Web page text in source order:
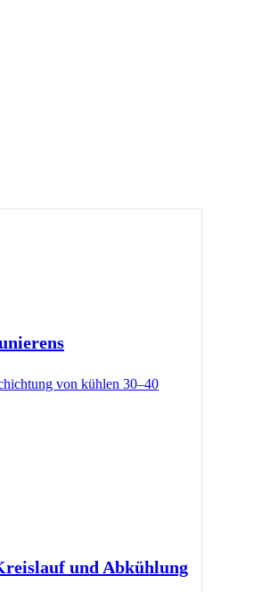
und Abkühlung